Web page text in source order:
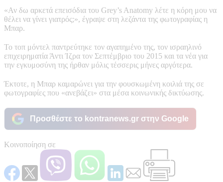
«Αν δω αρκετά επεισόδια του Grey’s Anatomy λέτε η κόρη μου να
θέλει να γίνει γιατρός;», έγραψε στη λεζάντα της φωτογραφίας η
Μπαρ.
Το τοπ μόντελ παντρεύτηκε τον αγαπημένο της, τον ισραηλινό
επιχειρηματία Άντι Ίζρα τον Σεπτέμβριο του 2015 και τα νέα για
την εγκυμοσύνη της ήρθαν μόλις τέσσερις μήνες αργότερα.
Έκτοτε, η Μπαρ καμαρώνει για την φουσκωμένη κοιλιά της σε
φωτογραφίες που «ανεβάζει» στα μέσα κοινωνικής δικτύωσης.
Προσθέστε το kontranews.gr στην Google
Κοινοποίηση σε